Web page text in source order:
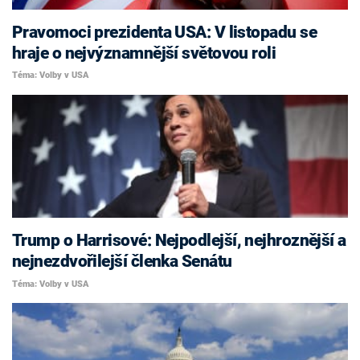
Pravomoci prezidenta USA: V listopadu se
hraje o nejvýznamnější světovou roli
Téma: Volby v USA
Trump o Harrisové: Nejpodlejší, nejhroznější a
nejnezdvořilejší členka Senátu
Téma: Volby v USA